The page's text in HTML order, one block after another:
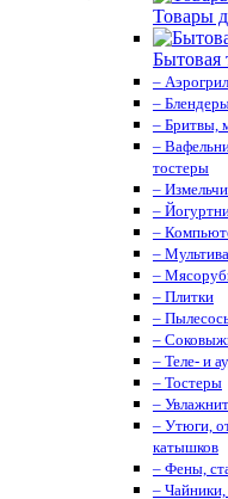
Товары
Бытовая
–
–
– Бритвы,
–
тостеры
–
–
–
–
–
– Плитки
–
–
– Теле- и
– Тостеры
–
– Утюги,
катышков
– Фены,
–